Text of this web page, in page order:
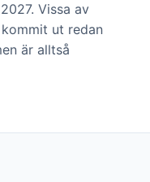
Vissa av
ut redan
är alltså